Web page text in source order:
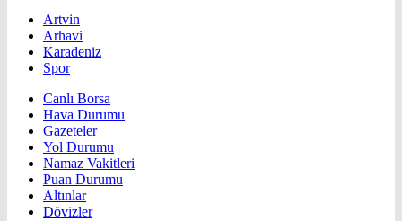
Artvin
Arhavi
Karadeniz
Spor
Canlı Borsa
Hava Durumu
Gazeteler
Yol Durumu
Namaz Vakitleri
Puan Durumu
Altınlar
Dövizler